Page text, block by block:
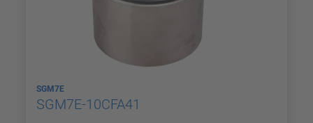
SGM7E
SGM7E-10CFA41